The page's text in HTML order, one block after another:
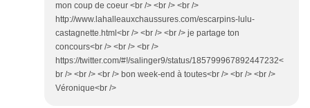
mon coup de coeur <br /> <br /> <br />
http://www.lahalleauxchaussures.com/escarpins-lulu-
castagnette.html<br /> <br /> <br /> je partage ton
concours<br /> <br /> <br />
https://twitter.com/#!/salinger9/status/185799967892447232<
br /> <br /> <br /> bon week-end à toutes<br /> <br /> <br />
Véronique<br />